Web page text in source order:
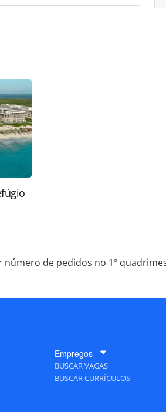
boeing-registra-maior-
decada_228452.html ou as
pela PANROTAS Editora
Não reproduza o conteúdo
de pedidos no 1º
Empregos
BUSCAR VAGAS
BUSCAR CURRÍCULOS